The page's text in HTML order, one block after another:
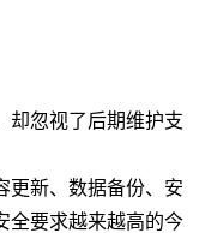
却忽视了后期维护支
更新、数据备份、安
全要求越来越高的今